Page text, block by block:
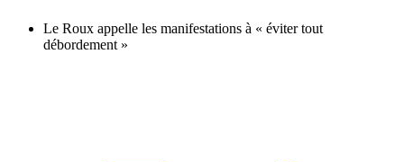
Le Roux appelle les manifestations à « éviter tout
débordement »